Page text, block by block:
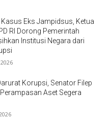
Eks Jampidsus, Ketua
RI Dorong Pemerintah
Institusi Negara dari
Korupsi, Senator Filep
Perampasan Aset Segera